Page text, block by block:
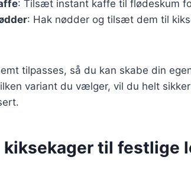
: Tilsæt instant kaffe til flødeskum
: Hak nødder og tilsæt dem til
tilpasses, så du kan skabe din
variant du vælger, vil du helt
kiksekager til festlige